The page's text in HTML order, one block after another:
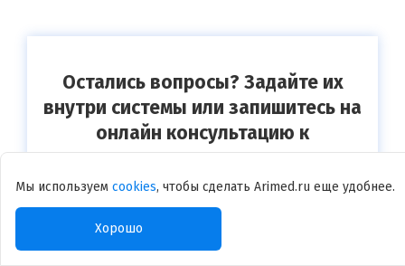
Остались вопросы? Задайте их
внутри системы или запишитесь на
онлайн консультацию к
специалисту
Записаться
Мы используем cookies, чтобы сделать Arimed.ru еще удобнее.
Хорошо